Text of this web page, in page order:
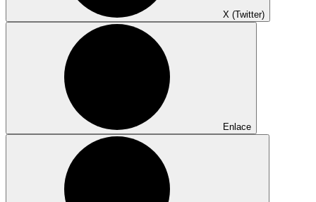
X (Twitter)
Enlace